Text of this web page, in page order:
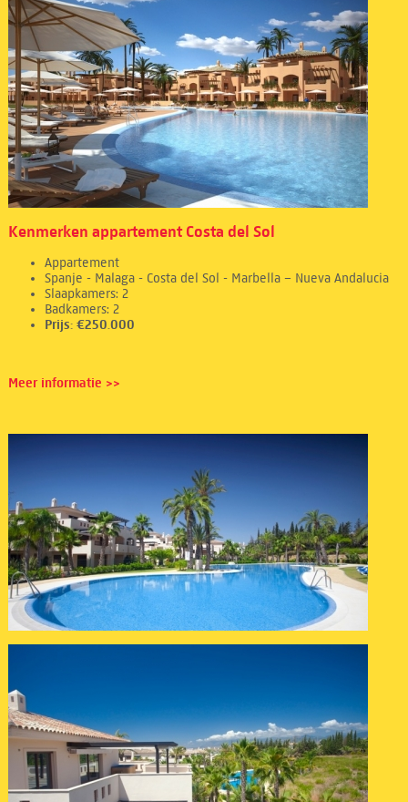
Kenmerken appartement Costa del Sol
Appartement
Spanje - Malaga - Costa del Sol - Marbella – Nueva Andalucia
Slaapkamers: 2
Badkamers: 2
Prijs: €250.000
Meer informatie >>